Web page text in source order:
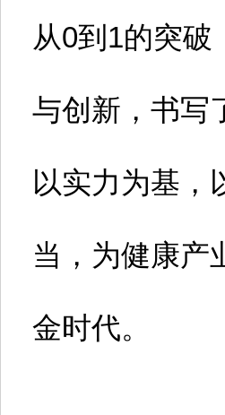
从0到1的突
与创新，书写
以实力为基，
当，为健康产
金时代。